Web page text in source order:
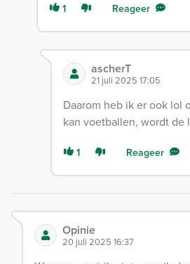
1 Reageer
ascherT
21 juli 2025 17:05
Daarom heb ik er ook lol
kan voetballen, wordt de
1 Reageer
Opinie
20 juli 2025 16:37